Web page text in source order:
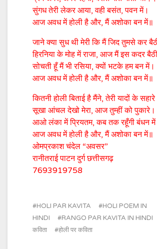
सुंगध तेरी लेकर आया, वही बसंत, पवन में।
आज अवध में होली है और, मैं अशोका बन में॥
जाने क्या सुध थी मेरी कि मैं जिद तुमसे कर
हिरनिया के मोह में राजा, आज मैं इस कदर
सोचती हूँ मैं भी रसिया, क्यों भटके हम बन में।
आज अवध में होली है और, मैं अशोका बन में॥
कितनी होली बिताई है मैंने, तेरी यादों के
सूखा आंचल देखो मेरा, आज तुम्हीं को पुकारे।
आओ लंका में प्रियतम, कब तक रहूँगी बंधन
आज अवध में होली है और, मैं अशोका बन में॥
ओमप्रकाश चंदेल “अवसर”
रानीतराई पाटन दुर्ग छत्तीसगढ़
7693919758
HOLI PAR KAVITA
HOLI POEM IN
HINDI
RANGO PAR KAVITA IN HINDI
कविता
होली पर कविता